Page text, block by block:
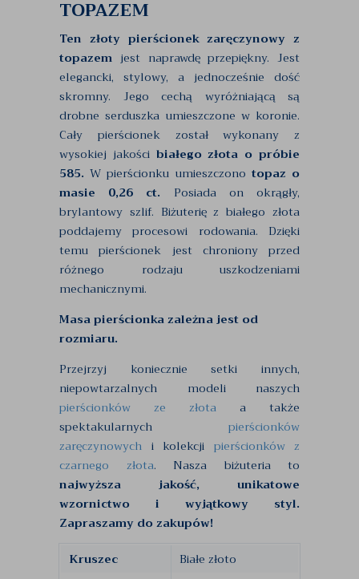
TOPAZEM
Ten złoty pierścionek zaręczynowy z
topazem jest naprawdę przepiękny. Jest
elegancki, stylowy, a jednocześnie dość
skromny. Jego cechą wyróżniającą są
drobne serduszka umieszczone w koronie.
Cały pierścionek został wykonany z
wysokiej jakościbiałego złota o próbie
585. W pierścionku umieszczono topaz o
masie 0,26 ct. Posiada on okrągły,
brylantowy szlif. Biżuterię z białego złota
poddajemy procesowi rodowania. Dzięki
temu pierścionek jest chroniony przed
różnego rodzaju uszkodzeniami
mechanicznymi.
Masa pierścionka zależna jest od
rozmiaru.
Przejrzyj koniecznie setki innych,
niepowtarzalnych modeli naszych
pierścionków ze złota a także
spektakularnych pierścionków
zaręczynowych i kolekcji pierścionków z
czarnego złota. Nasza biżuteria to
najwyższa jakość, unikatowe
wzornictwo i wyjątkowy styl.
Zapraszamy do zakupów!
Kruszec
Białe złoto